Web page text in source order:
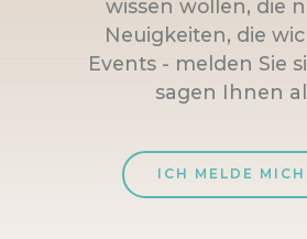
wissen wollen, die
Neuigkeiten, die
Events - melden Sie
sagen Ihnen
ICH MELDE